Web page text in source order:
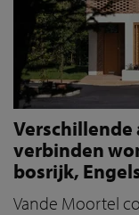
verbinden
bosrijk,
Vande Moortel